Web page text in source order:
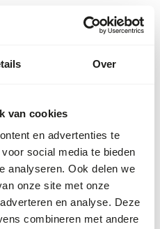
Over
van cookies
en advertenties te
social media te bieden
analyseren. Ook delen we
onze site met onze
en analyse. Deze
combineren met andere